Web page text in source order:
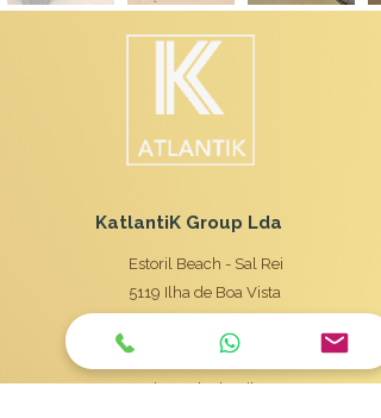
KatlantiK Group Lda
Estoril Beach - Sal Rei
5119 Ilha de Boa Vista
gestione@katlantik.com